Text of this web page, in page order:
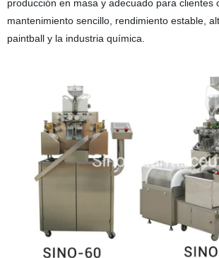
producción en masa y adecuado para
mantenimiento sencillo, rendimiento estable,
paintball y la industria química.